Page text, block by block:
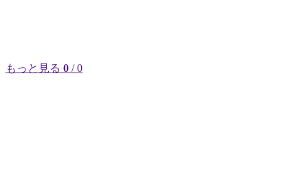
もっと見る 0 / 0